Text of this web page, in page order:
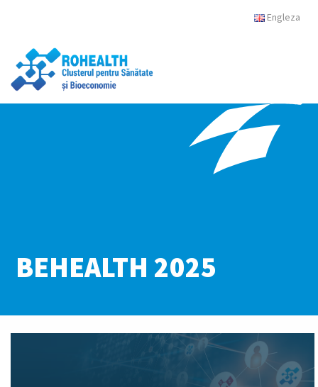
Engleza
BEHEALTH 2025